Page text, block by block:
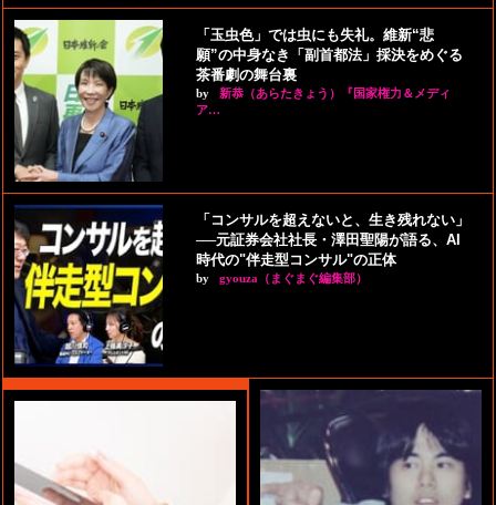
「玉虫色」では虫にも失礼。維新“悲
願”の中身なき「副首都法」採決をめぐる
茶番劇の舞台裏
by
新恭（あらたきょう）『国家権力＆メディ
ア…
「コンサルを超えないと、生き残れない」
──元証券会社社長・澤田聖陽が語る、AI
時代の"伴走型コンサル"の正体
by gyouza（まぐまぐ編集部）